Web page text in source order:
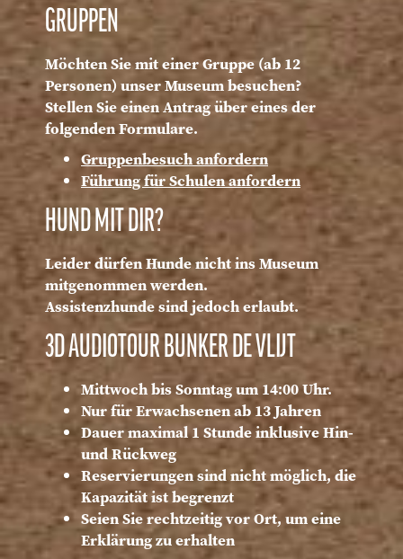
GRUPPEN
Möchten Sie mit einer Gruppe (ab 12
Personen) unser Museum besuchen?
Stellen Sie einen Antrag über eines der
folgenden Formulare.
Gruppenbesuch anfordern
Führung für Schulen anfordern
HUND MIT DIR?
Leider dürfen Hunde nicht ins Museum
mitgenommen werden.
Assistenzhunde sind jedoch erlaubt.
3D AUDIOTOUR BUNKER DE VLIJT
Mittwoch bis Sonntag um 14:00 Uhr.
Nur für Erwachsenen ab 13 Jahren
Dauer maximal 1 Stunde inklusive Hin-
und Rückweg
Reservierungen sind nicht möglich, die
Kapazität ist begrenzt
Seien Sie rechtzeitig vor Ort, um eine
Erklärung zu erhalten